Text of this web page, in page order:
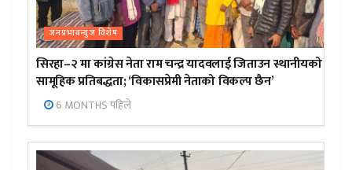
जनप्रभाबन्युज विशेष
सिरहा–२ मा कांग्रेस नेता राम चन्द्र यादवलाई जिताउन स्थानीयको
सामूहिक प्रतिबद्धता; ‘विकासप्रेमी नेताको विकल्प छैन’
6 MONTHS पहिले